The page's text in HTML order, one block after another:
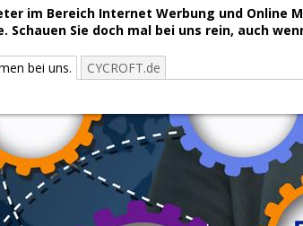
im Bereich Internet Werbung und Online
Schauen Sie doch mal bei uns rein, auch
bei uns. CYCROFT.de